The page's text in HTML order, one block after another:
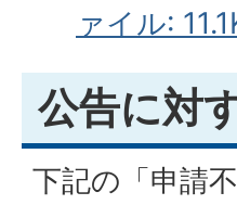
ァイル:
公告に対
下記の「申請